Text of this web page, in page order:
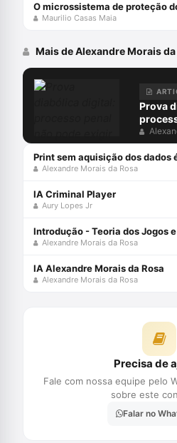
Maurilio Casas Maia
Mais de Alexandre Morais da
Prova
exigir
diabo
Alexandre Morais da Rosa
IA Criminal Player
Aury Lopes Jr
Introdução - Teoria dos Jogos
Alexandre Morais da Rosa
IA Alexandre Morais da Rosa
Alexandre Morais da Rosa
Precisa de
Fale com nossa equipe pelo
sobre este
Falar no